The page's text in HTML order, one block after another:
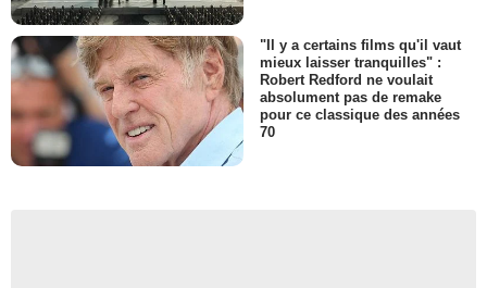
"Il y a certains films qu'il vaut
mieux laisser tranquilles" :
Robert Redford ne voulait
absolument pas de remake
pour ce classique des années
70